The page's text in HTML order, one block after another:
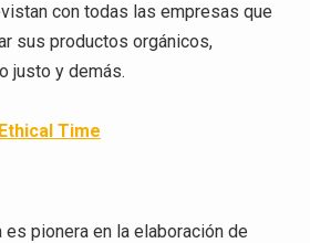
con todas las empresas que
sus productos orgánicos,
justo y demás.
Ethical Time
pionera en la elaboración de